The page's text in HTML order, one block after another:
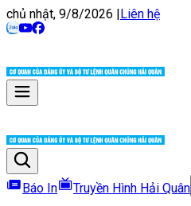
chủ nhật, 9/8/2026 |Liên hệ
Báo In Truyền Hình Hải Quân